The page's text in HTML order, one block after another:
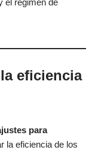
el régimen de
eficiencia
para
la eficiencia de los